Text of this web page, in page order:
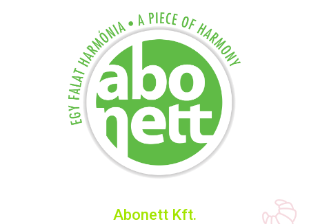
Abonett Kft.